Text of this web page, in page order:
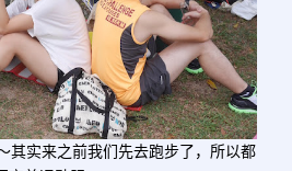
其实来之前我们先去跑步了，所以都